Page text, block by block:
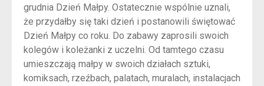
grudnia Dzień Małpy. Ostatecznie wspólnie uznali,
że przydałby się taki dzień i postanowili świętować
Dzień Małpy co roku. Do zabawy zaprosili swoich
kolegów i koleżanki z uczelni. Od tamtego czasu
umieszczają małpy w swoich działach sztuki,
komiksach, rzeźbach, palatach, muralach, instalacjach